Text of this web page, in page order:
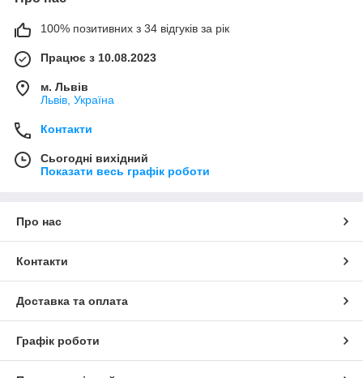
100% позитивних з 34 відгуків за рік
Працює з 10.08.2023
м. Львів
Львів, Україна
Контакти
Сьогодні вихідний
Показати весь графік роботи
Про нас
Контакти
Доставка та оплата
Графік роботи